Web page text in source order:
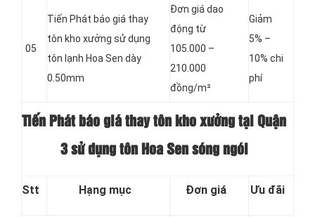
05
Tiến Phát báo giá thay
tôn kho xưởng sử dụng
tôn lạnh Hoa Sen dày
0.50mm
Đơn giá dao
động từ
105.000 –
210.000
đồng/m²
Giảm
5% –
10% chi
phí
Tiến Phát báo giá thay tôn kho xưởng tại Quận
3 sử dụng tôn Hoa Sen sóng ngói
Stt Hạng mục Đơn giá Ưu đãi